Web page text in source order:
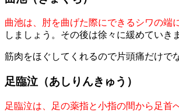
曲池は、肘を曲げた際にできるシワの端
しましょう。その後は徐々に緩めていき
筋肉をほぐしてくれるので片頭痛だけで
足臨泣（あしりんきゅう）
足臨泣は、足の薬指と小指の間から足首